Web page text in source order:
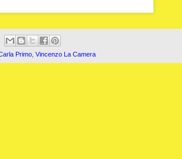
Primo Vincenzo La Camera